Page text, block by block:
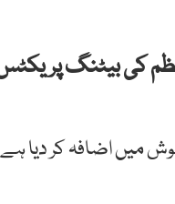
کی بیٹنگ
میں اضافہ کر دیا